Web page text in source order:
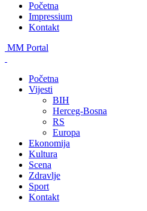
Početna
Impressium
Kontakt
MM Portal
Početna
Vijesti
BIH
Herceg-Bosna
RS
Europa
Ekonomija
Kultura
Scena
Zdravlje
Sport
Kontakt